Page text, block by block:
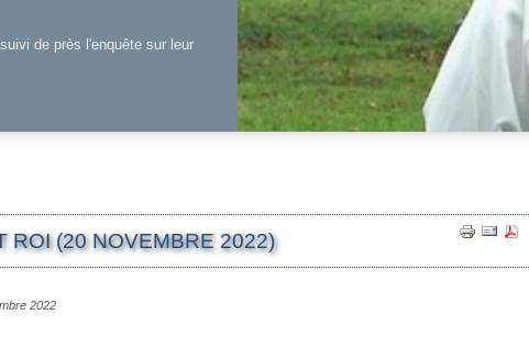
de près l'enquête sur leur
ROI (20 NOVEMBRE 2022)
2022